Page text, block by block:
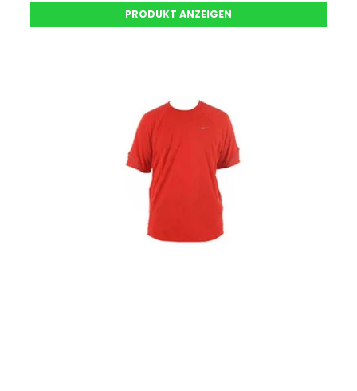
PRODUKT ANZEIGEN